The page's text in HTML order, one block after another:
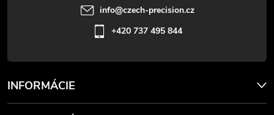
INFORMÁCIE
info@czech-precision.cz
+420 737 495 844